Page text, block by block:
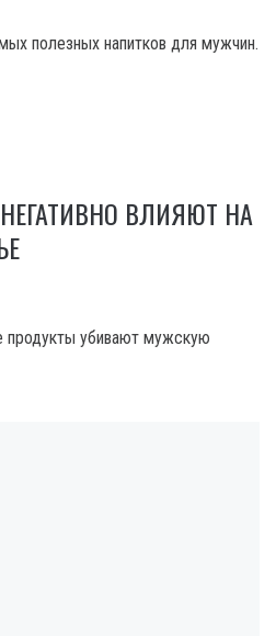
полезных напитков для мужчин.
ВЛИЯЮТ НА
продукты убивают мужскую